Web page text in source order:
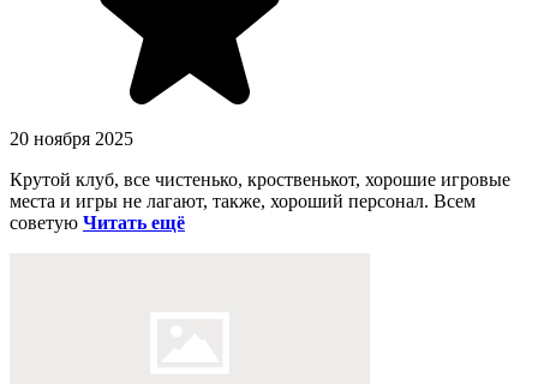
20 ноября 2025
Крутой клуб, все чистенько, кроственькот, хорошие игровые
места и игры не лагают, также, хороший персонал. Всем
советую Читать ещё